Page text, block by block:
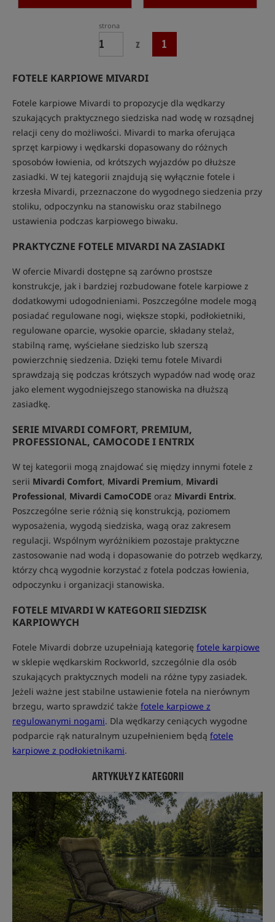
strona
z 1
FOTELE KARPIOWE MIVARDI
Fotele karpiowe Mivardi to propozycje dla wędkarzy
szukających praktycznego siedziska nad wodę w rozsądnej
relacji ceny do możliwości. Mivardi to marka oferująca
sprzęt karpiowy i wędkarski dopasowany do różnych
sposobów łowienia, od krótszych wyjazdów po dłuższe
zasiadki. W tej kategorii znajdują się wyłącznie fotele i
krzesła Mivardi, przeznaczone do wygodnego siedzenia przy
stoliku, odpoczynku na stanowisku oraz stabilnego
ustawienia podczas karpiowego biwaku.
PRAKTYCZNE FOTELE MIVARDI NA ZASIADKI
W ofercie Mivardi dostępne są zarówno prostsze
konstrukcje, jak i bardziej rozbudowane fotele karpiowe z
dodatkowymi udogodnieniami. Poszczególne modele mogą
posiadać regulowane nogi, większe stopki, podłokietniki,
regulowane oparcie, wysokie oparcie, składany stelaż,
stabilną ramę, wyściełane siedzisko lub szerszą
powierzchnię siedzenia. Dzięki temu fotele Mivardi
sprawdzają się podczas krótszych wypadów nad wodę oraz
jako element wygodniejszego stanowiska na dłuższą
zasiadkę.
SERIE MIVARDI COMFORT, PREMIUM,
PROFESSIONAL, CAMOCODE I ENTRIX
W tej kategorii mogą znajdować się między innymi fotele z
serii Mivardi Comfort, Mivardi Premium, Mivardi
Professional, Mivardi CamoCODE oraz Mivardi Entrix.
Poszczególne serie różnią się konstrukcją, poziomem
wyposażenia, wygodą siedziska, wagą oraz zakresem
regulacji. Wspólnym wyróżnikiem pozostaje praktyczne
zastosowanie nad wodą i dopasowanie do potrzeb wędkarzy,
którzy chcą wygodnie korzystać z fotela podczas łowienia,
odpoczynku i organizacji stanowiska.
FOTELE MIVARDI W KATEGORII SIEDZISK
KARPIOWYCH
Fotele Mivardi dobrze uzupełniają kategorię fotele karpiowe
w sklepie wędkarskim Rockworld, szczególnie dla osób
szukających praktycznych modeli na różne typy zasiadek.
Jeżeli ważne jest stabilne ustawienie fotela na nierównym
brzegu, warto sprawdzić także fotele karpiowe z
regulowanymi nogami. Dla wędkarzy ceniących wygodne
podparcie rąk naturalnym uzupełnieniem będą fotele
karpiowe z podłokietnikami.
ARTYKUŁY Z KATEGORII